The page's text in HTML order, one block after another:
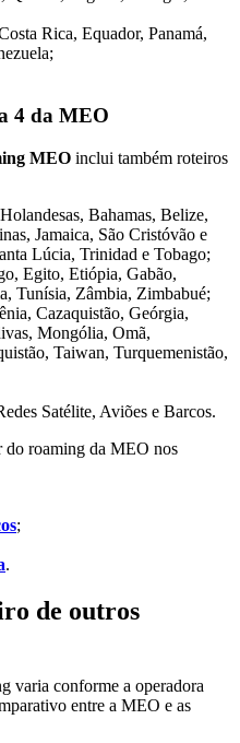
Rica, Equador, Panamá,
4 da MEO
MEO inclui também roteiros
Bahamas, Belize,
Jamaica, São Cristóvão e
Lúcia, Trinidad e Tobago;
Egito, Etiópia, Gabão,
Tunísia, Zâmbia, Zimbabué;
Cazaquistão, Geórgia,
Mongólia, Omã,
Taiwan, Turquemenistão,
Satélite, Aviões e Barcos.
do roaming da MEO nos
;
.
de outros
varia conforme a operadora
entre a MEO e as